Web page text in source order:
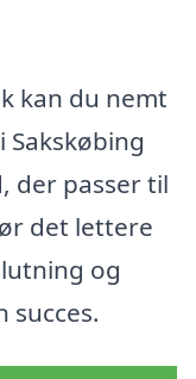
kan du nemt
der passer til
det lettere
og
succes.